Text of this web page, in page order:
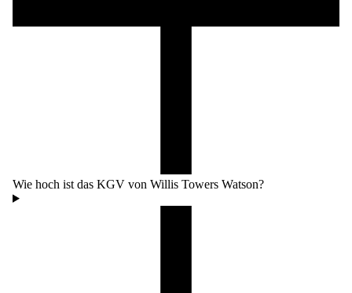
Wie hoch ist das KGV von Willis Towers Watson?